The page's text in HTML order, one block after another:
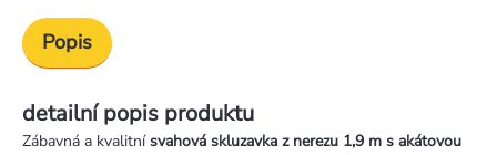
Popis
detailní popis produktu
Zábavná a kvalitnísvahová skluzavka z nerezu 1,9 m s akátovou